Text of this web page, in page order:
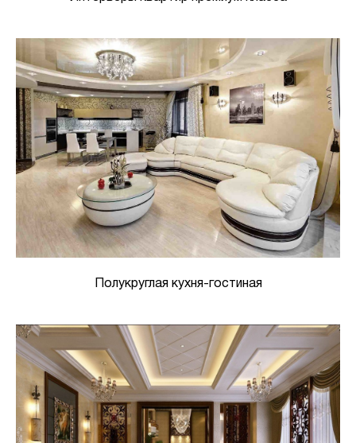
Полукруглая кухня-гостиная